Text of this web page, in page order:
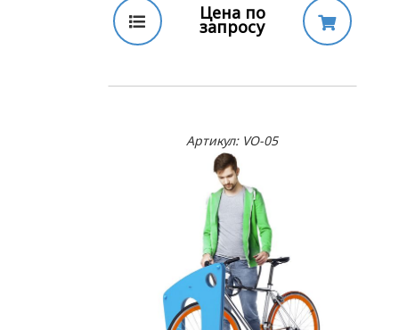
Цена по
запросу
Артикул: VO-05